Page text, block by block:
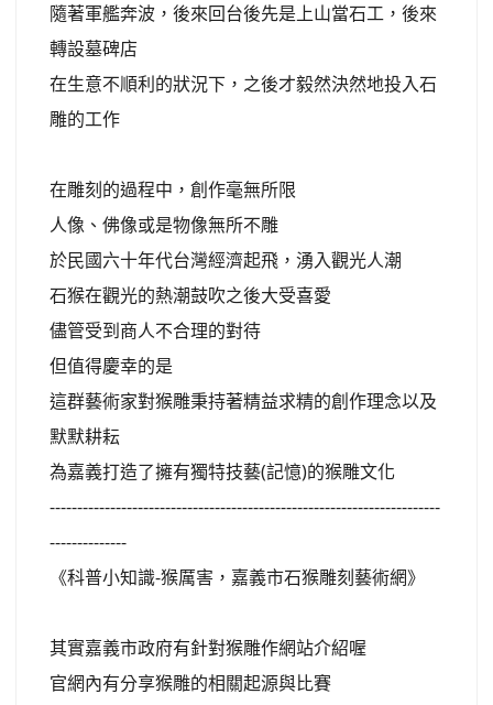
隨著軍艦奔波，後來回台後先是上山當石工，後來
轉設墓碑店
在生意不順利的狀況下，之後才毅然決然地投入石
雕的工作
在雕刻的過程中，創作毫無所限
人像、佛像或是物像無所不雕
於民國六十年代台灣經濟起飛，湧入觀光人潮
石猴在觀光的熱潮鼓吹之後大受喜愛
儘管受到商人不合理的對待
但值得慶幸的是
這群藝術家對猴雕秉持著精益求精的創作理念以及
默默耕耘
為嘉義打造了擁有獨特技藝(記憶)的猴雕文化
-----------------------------------------------------------------------
--------------
《科普小知識-猴厲害，嘉義市石猴雕刻藝術網》
其實嘉義市政府有針對猴雕作網站介紹喔
官網內有分享猴雕的相關起源與比賽